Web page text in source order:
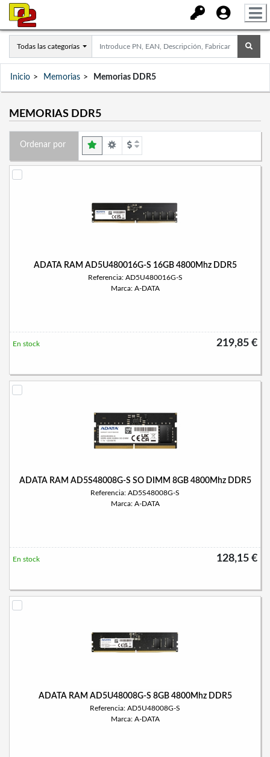
Todas las categorías
Inicio Memorias Memorias DDR5
MEMORIAS DDR5
Ordenar por
ADATA RAM AD5U480016G-S 16GB 4800Mhz DDR5
Referencia: AD5U480016G-S
Marca: A-DATA
219,85 €
En stock
ADATA RAM AD5S48008G-S SO DIMM 8GB 4800Mhz DDR5
Referencia: AD5S48008G-S
Marca: A-DATA
128,15 €
En stock
ADATA RAM AD5U48008G-S 8GB 4800Mhz DDR5
Referencia: AD5U48008G-S
Marca: A-DATA